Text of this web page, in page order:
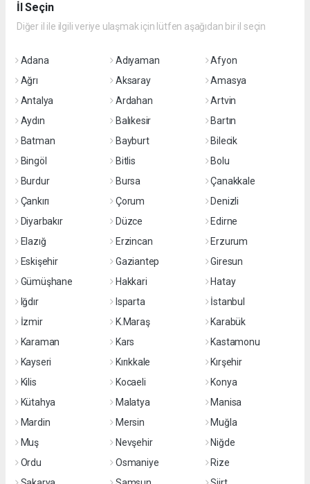
İl Seçin
Diğer il ile ilgili veriye ulaşmak için lütfen aşağıdan bir il seçin
Adana Adıyaman
Afyon
Ağrı
Aksaray
Amasya
Antalya
Ardahan
Artvin
Aydın
Balıkesir
Bartın
Batman
Bayburt
Bilecik
Bingöl
Bitlis
Bolu
Burdur
Bursa
Çanakkale
Çankırı
Çorum
Denizli
Diyarbakır
Düzce
Edirne
Elazığ
Erzincan
Erzurum
Eskişehir
Gaziantep
Giresun
Gümüşhane
Hakkari
Hatay
Iğdır
Isparta
İstanbul
İzmir
K.Maraş
Karabük
Karaman
Kars
Kastamonu
Kayseri
Kırıkkale
Kırşehir
Kilis
Kocaeli
Konya
Kütahya
Malatya
Manisa
Mardin
Mersin
Muğla
Muş
Nevşehir
Niğde
Ordu
Osmaniye
Rize